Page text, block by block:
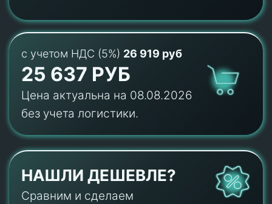
с учетом НДС (5%) 26 919 руб
25 637 РУБ
Цена актуальна на 08.08.2026
без учета логистики.
НАШЛИ ДЕШЕВЛЕ?
Сравним и сделаем